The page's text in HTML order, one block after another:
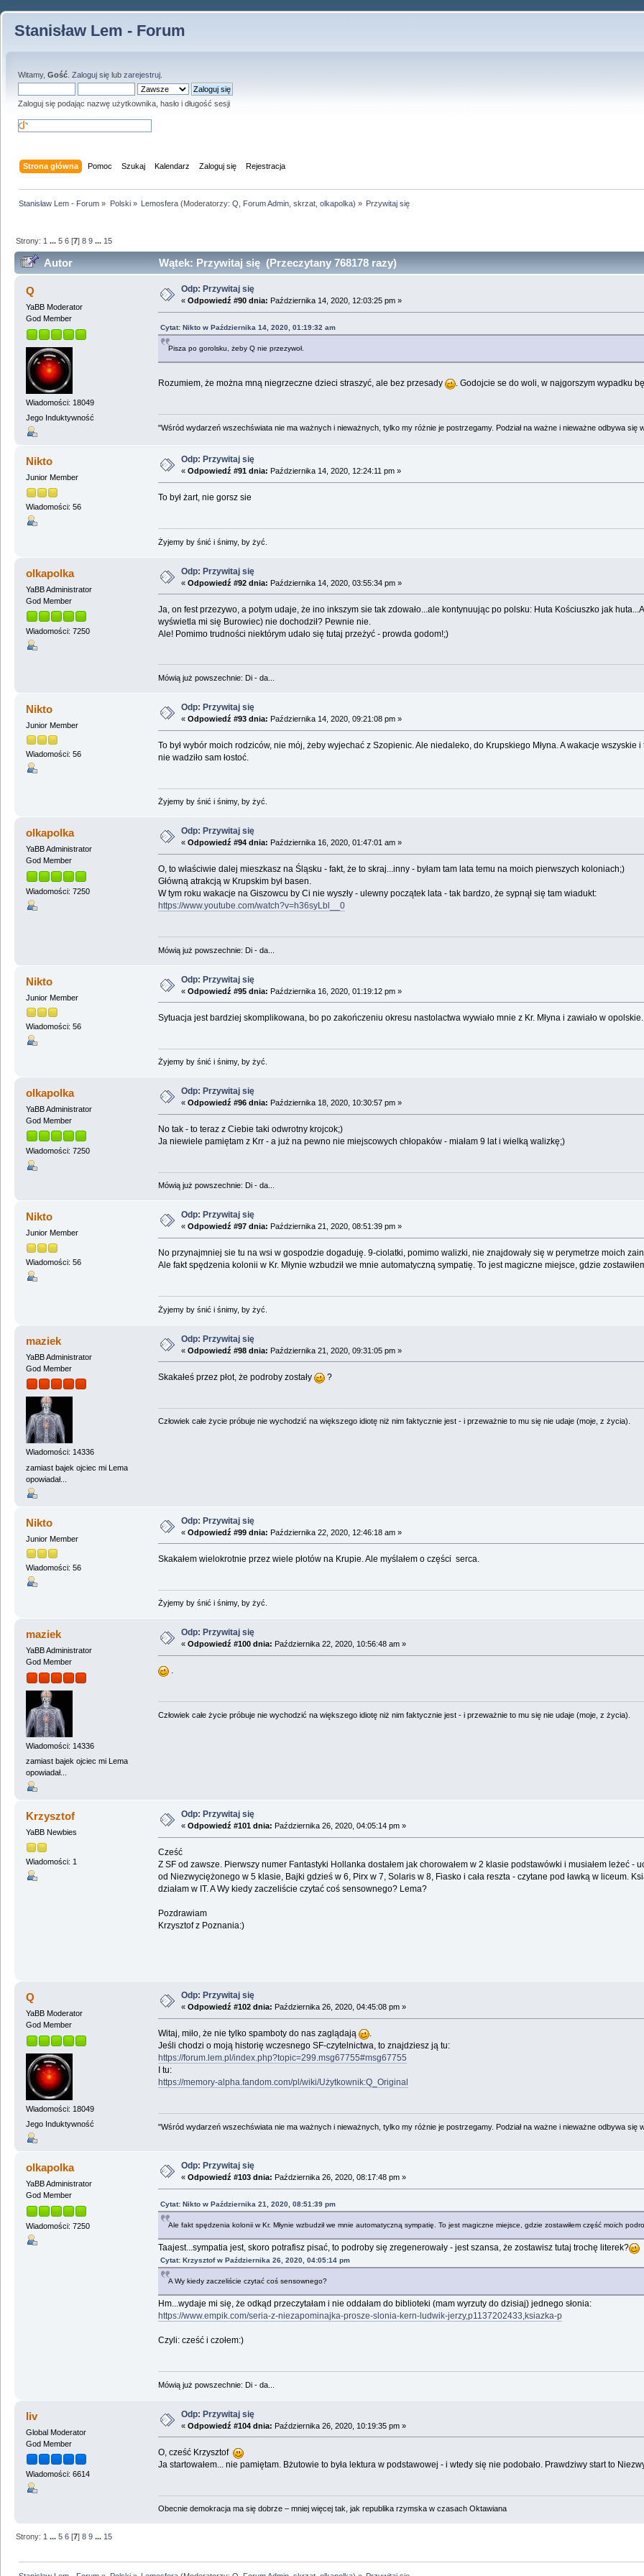
Stanisław Lem - Forum
Witamy, Gość Zaloguj się lub zarejestruj
Zaloguj się podając nazwę użytkownika, hasło i długość sesji
Strona główna Pomoc Szukaj Kalendarz Zaloguj się Rejestracja
Stanisław Lem - Forum » Polski» Lemosfera(Moderatorzy: Q Forum Admin, skrzat, olkapolka) » Przywitaj się
Strony: 1 ...5 6 [7]8 9 ... 15
Autor Wątek: Przywitaj się (Przeczytany 768178 razy)
Q
YaBB Moderator
God Member
Wiadomości: 18049
Jego Induktywność
Odp: Przywitaj się
« Odpowiedź #90 dnia: Października 14, 2020, 12:03:25 pm »
Cytat: Nikto w Października 14, 2020, 01:19:32 am
Pisza po gorolsku, żeby Q nie przezywoł.
Rozumiem, że można mną niegrzeczne dzieci straszyć, ale bez przesady . Godojcie se do woli, w najgorszym wypadku
"Wśród wydarzeń wszechświata nie ma ważnych i nieważnych, tylko my różnie je postrzegamy. Podział na ważne i nieważne odbywa się
Nikto
Junior Member
Wiadomości: 56
Odp: Przywitaj się
« Odpowiedź #91 dnia: Października 14, 2020, 12:24:11 pm »
To był żart, nie gorsz sie
Żyjemy by śnić i śnimy, by żyć.
olkapolka
YaBB Administrator
God Member
Wiadomości: 7250
Odp: Przywitaj się
« Odpowiedź #92 dnia: Października 14, 2020, 03:55:34 pm »
Ja, on fest przezywo, a potym udaje, że ino inkszym sie tak zdowało...ale kontynuując po polsku: Huta Kościuszko jak
wyświetla mi się Burowiec) nie dochodził? Pewnie nie.
Ale! Pomimo trudności niektórym udało się tutaj przeżyć - prowda godom!;)
Mówią już powszechnie: Di - da...
Nikto
Junior Member
Wiadomości: 56
Odp: Przywitaj się
« Odpowiedź #93 dnia: Października 14, 2020, 09:21:08 pm »
To był wybór moich rodziców, nie mój, żeby wyjechać z Szopienic. Ale niedaleko, do Krupskiego Młyna. A wakacje
nie wadziło sam łostoć.
Żyjemy by śnić i śnimy, by żyć.
olkapolka
YaBB Administrator
God Member
Wiadomości: 7250
Odp: Przywitaj się
« Odpowiedź #94 dnia: Października 16, 2020, 01:47:01 am »
O, to właściwie dalej mieszkasz na Śląsku - fakt, że to skraj...inny - byłam tam lata temu na moich pierwszych koloniach;)
Główną atrakcją w Krupskim był basen.
W tym roku wakacje na Giszowcu by Ci nie wyszły - ulewny początek lata - tak bardzo, że sypnął się tam wiadukt:
https://www.youtube.com/watch?v=h36syLbl__0
Mówią już powszechnie: Di - da...
Nikto
Junior Member
Wiadomości: 56
Odp: Przywitaj się
« Odpowiedź #95 dnia: Października 16, 2020, 01:19:12 pm »
Sytuacja jest bardziej skomplikowana, bo po zakończeniu okresu nastolactwa wywiało mnie z Kr. Młyna i zawiało w
Żyjemy by śnić i śnimy, by żyć.
olkapolka
YaBB Administrator
God Member
Wiadomości: 7250
Odp: Przywitaj się
« Odpowiedź #96 dnia: Października 18, 2020, 10:30:57 pm »
No tak - to teraz z Ciebie taki odwrotny krojcok;)
Ja niewiele pamiętam z Krr - a już na pewno nie miejscowych chłopaków - miałam 9 lat i wielką walizkę;)
Mówią już powszechnie: Di - da...
Nikto
Junior Member
Wiadomości: 56
Odp: Przywitaj się
« Odpowiedź #97 dnia: Października 21, 2020, 08:51:39 pm »
No przynajmniej sie tu na wsi w gospodzie dogaduję. 9-ciolatki, pomimo walizki, nie znajdowały się w perymetrze moich
Ale fakt spędzenia kolonii w Kr. Młynie wzbudził we mnie automatyczną sympatię. To jest magiczne miejsce, gdzie
Żyjemy by śnić i śnimy, by żyć.
maziek
YaBB Administrator
God Member
Wiadomości: 14336
zamiast bajek ojciec mi Lema
opowiadał...
Odp: Przywitaj się
« Odpowiedź #98 dnia: Października 21, 2020, 09:31:05 pm »
Skakałeś przez płot, że podroby zostały ?
Człowiek całe życie próbuje nie wychodzić na większego idiotę niż nim faktycznie jest - i przeważnie to mu się nie udaje (moje, z życia).
Nikto
Junior Member
Wiadomości: 56
Odp: Przywitaj się
« Odpowiedź #99 dnia: Października 22, 2020, 12:46:18 am »
Skakałem wielokrotnie przez wiele płotów na Krupie. Ale myślałem o części serca.
Żyjemy by śnić i śnimy, by żyć.
maziek
YaBB Administrator
God Member
Wiadomości: 14336
zamiast bajek ojciec mi Lema
opowiadał...
Odp: Przywitaj się
« Odpowiedź #100 dnia: Października 22, 2020, 10:56:48 am »
.
Człowiek całe życie próbuje nie wychodzić na większego idiotę niż nim faktycznie jest - i przeważnie to mu się nie udaje (moje, z życia).
Krzysztof
YaBB Newbies
Wiadomości: 1
Odp: Przywitaj się
« Odpowiedź #101 dnia: Października 26, 2020, 04:05:14 pm »
Cześć
Z SF od zawsze. Pierwszy numer Fantastyki Hollanka dostałem jak chorowałem w 2 klasie podstawówki i musiałem leżeć -
od Niezwyciężonego w 5 klasie, Bajki gdzieś w 6, Pirx w 7, Solaris w 8, Fiasko i cała reszta - czytane pod ławką w liceum.
działam w IT. A Wy kiedy zaczeliście czytać coś sensownego? Lema?
Pozdrawiam
Krzysztof z Poznania:)
Q
YaBB Moderator
God Member
Wiadomości: 18049
Jego Induktywność
Odp: Przywitaj się
« Odpowiedź #102 dnia: Października 26, 2020, 04:45:08 pm »
Witaj, miło, że nie tylko spamboty do nas zaglądają
.
Jeśli chodzi o moją historię wczesnego SF-czytelnictwa, to znajdziesz ją tu:
https://forum.lem.pl/index.php?topic=299.msg67755#msg67755
I tu:
https://memory-alpha.fandom.com/pl/wiki/Użytkownik:Q_Original
"Wśród wydarzeń wszechświata nie ma ważnych i nieważnych, tylko my różnie je postrzegamy. Podział na ważne i nieważne odbywa się
olkapolka
YaBB Administrator
God Member
Wiadomości: 7250
Odp: Przywitaj się
« Odpowiedź #103 dnia: Października 26, 2020, 08:17:48 pm »
Cytat: Nikto w Października 21, 2020, 08:51:39 pm
Ale fakt spędzenia kolonii w Kr. Młynie wzbudził we mnie automatyczną sympatię. To jest magiczne miejsce, gdzie zostawiłem część moich
Taajest...sympatia jest, skoro potrafisz pisać, to podroby się zregenerowały - jest szansa, że zostawisz tutaj trochę literek?
Cytat: Krzysztof w Października 26, 2020, 04:05:14 pm
A Wy kiedy zaczeliście czytać coś sensownego?
Hm...wydaje mi się, że odkąd przeczytałam i nie oddałam do biblioteki (mam wyrzuty do dzisiaj) jednego słonia:
https://www.empik.com/seria-z-niezapominajka-prosze-slonia-kern-ludwik-jerzy,p1137202433,ksiazka-p
Czyli: cześć i czołem:)
Mówią już powszechnie: Di - da...
liv
Global Moderator
God Member
Wiadomości: 6614
Odp: Przywitaj się
« Odpowiedź #104 dnia: Października 26, 2020, 10:19:35 pm »
O, cześć Krzysztof
Ja startowałem... nie pamiętam. Bżutowie to była lektura w podstawowej - i wtedy się nie podobało. Prawdziwy start to
Obecnie demokracja ma się dobrze – mniej więcej tak, jak republika rzymska w czasach Oktawiana
Strony: 1 ...5 6 [7]8 9 ... 15